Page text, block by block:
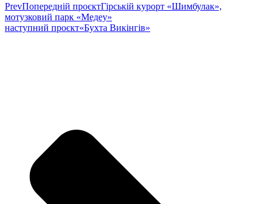
PrevПопередній проєктГірській курорт «Шимбулак»,
мотузковий парк «Медеу»
наступний проєкт«Бухта Викінгів»